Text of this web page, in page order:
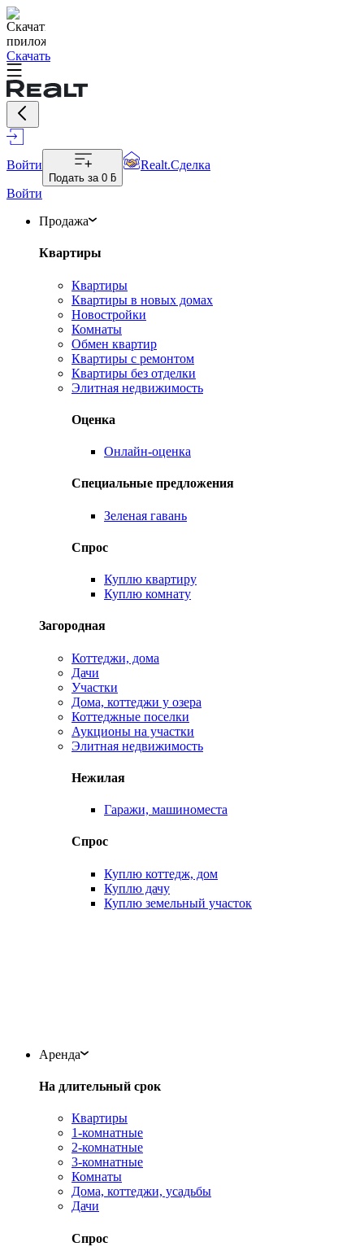
Скачать
Войти
Подать за 0 ƃ
Realt.Сделка
Войти
Продажа
Квартиры
Квартиры
Квартиры в новых домах
Новостройки
Комнаты
Обмен квартир
Квартиры с ремонтом
Квартиры без отделки
Элитная недвижимость
Оценка
Онлайн-оценка
Специальные предложения
Зеленая гавань
Спрос
Куплю квартиру
Куплю комнату
Загородная
Коттеджи, дома
Дачи
Участки
Дома, коттеджи у озера
Коттеджные поселки
Аукционы на участки
Элитная недвижимость
Нежилая
Гаражи, машиноместа
Спрос
Куплю коттедж, дом
Куплю дачу
Куплю земельный участок
Аренда
На длительный срок
Квартиры
1-комнатные
2-комнатные
3-комнатные
Комнаты
Дома, коттеджи, усадьбы
Дачи
Спрос